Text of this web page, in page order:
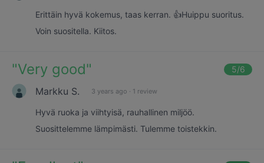
Erittäin hyvä kokemus, taas kerran. 👍Huippu suoritus.
Voin suositella. Kiitos.
"Very good" 5/6
Markku S. 3 years ago · 1 review
Hyvä ruoka ja viihtyisä, rauhallinen miljöö.
Suosittelemme lämpimästi. Tulemme toistekkin.